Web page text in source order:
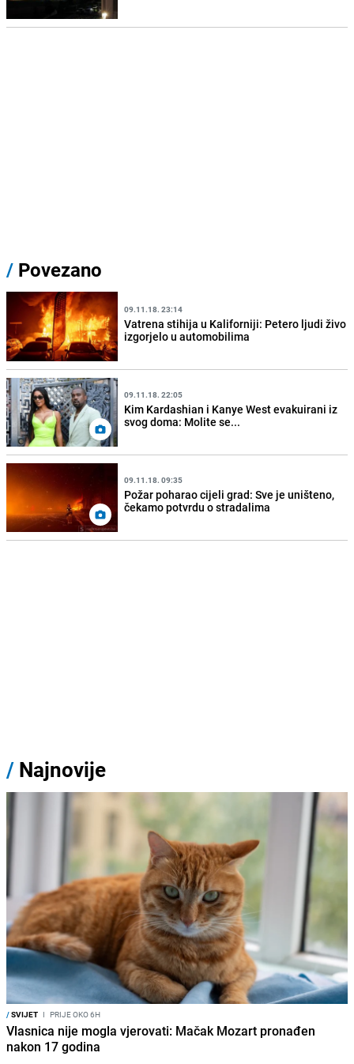
/ Povezano
09.11.18. 23:14
Vatrena stihija u Kaliforniji: Petero ljudi živo
izgorjelo u automobilima
09.11.18. 22:05
Kim Kardashian i Kanye West evakuirani iz
svog doma: Molite se...
09.11.18. 09:35
Požar poharao cijeli grad: Sve je uništeno,
čekamo potvrdu o stradalima
/ Najnovije
/SVIJET I PRIJE OKO 6H
Vlasnica nije mogla vjerovati: Mačak Mozart pronađen
nakon 17 godina